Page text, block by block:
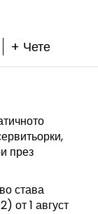
на
+ Чете
през
става
от 1 август